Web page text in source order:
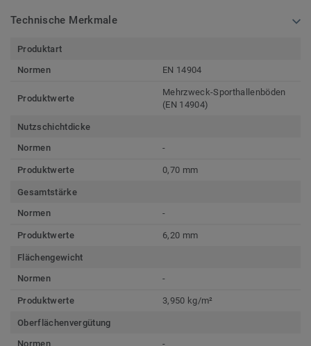
Technische Merkmale
Produktart
Normen
EN 14904
Produktwerte
Mehrzweck-Sporthallenböden
(EN 14904)
Nutzschichtdicke
Normen
-
Produktwerte 0,70 mm
Gesamtstärke
Normen
-
Produktwerte 6,20 mm
Flächengewicht
Normen
-
Produktwerte 3,950 kg/m²
Oberflächenvergütung
Normen
-